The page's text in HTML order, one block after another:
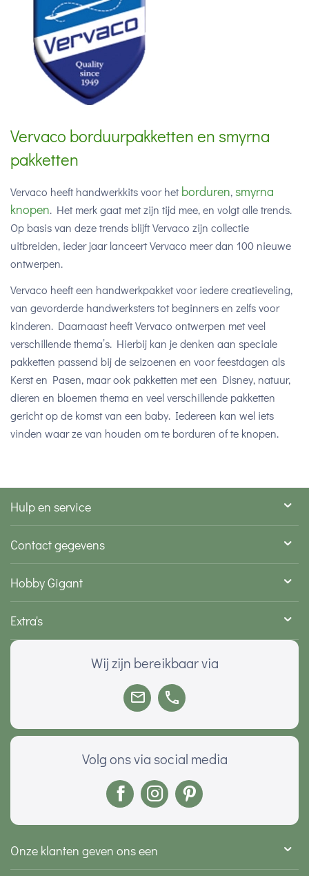
Vervaco borduurpakketten en smyrna
pakketten
Vervaco heeft handwerkkits voor hetborduren,smyrna
knopen. Het merk gaat met zijn tijd mee, en volgt alle trends.
Op basis van deze trends blijft Vervaco zijn collectie
uitbreiden, ieder jaar lanceert Vervaco meer dan 100 nieuwe
ontwerpen.
Vervaco heeft een handwerkpakket voor iedere creatieveling,
van gevorderde handwerksters tot beginners en zelfs voor
kinderen. Daarnaast heeft Vervaco ontwerpen met veel
verschillende thema’s. Hierbij kan je denken aan speciale
pakketten passend bij de seizoenen en voor feestdagen als
Kerst en Pasen, maar ook pakketten met een Disney, natuur,
dieren en bloemen thema en veel verschillende pakketten
gericht op de komst van een baby. Iedereen kan wel iets
vinden waar ze van houden om te borduren of te knopen.
Hulp en service
Contact gegevens
Hobby Gigant
Extra's
Wij zijn bereikbaar via
Volg ons via social media
Onze klanten geven ons een